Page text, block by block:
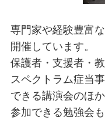
専門家や経験豊富
開催しています。
保護者・支援者・
スペクトラム症当
できる講演会のほ
参加できる勉強会